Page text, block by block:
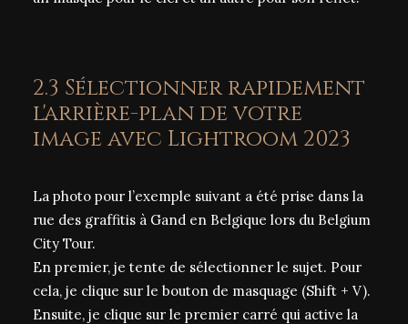
2.3 Sélectionner rapidement
l'arrière-plan de votre
image avec Lightroom 2023
La photo pour l’exemple suivant a été prise dans la
rue des graffitis à Gand en Belgique lors du Belgium
City Tour.
En premier, je tente de sélectionner le sujet. Pour
cela, je clique sur le bouton de masquage (Shift + V).
Ensuite, je clique sur le premier carré qui active la